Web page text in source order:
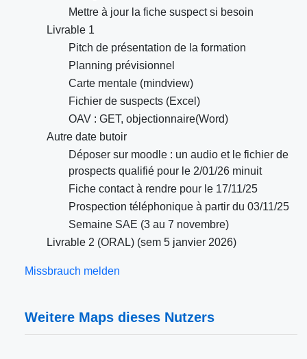
Mettre à jour la fiche suspect si besoin
Livrable 1
Pitch de présentation de la formation
Planning prévisionnel
Carte mentale (mindview)
Fichier de suspects (Excel)
OAV : GET, objectionnaire(Word)
Autre date butoir
Déposer sur moodle : un audio et le fichier de
prospects qualifié pour le 2/01/26 minuit
Fiche contact à rendre pour le 17/11/25
Prospection téléphonique à partir du 03/11/25
Semaine SAE (3 au 7 novembre)
Livrable 2 (ORAL) (sem 5 janvier 2026)
Missbrauch melden
Weitere Maps dieses Nutzers